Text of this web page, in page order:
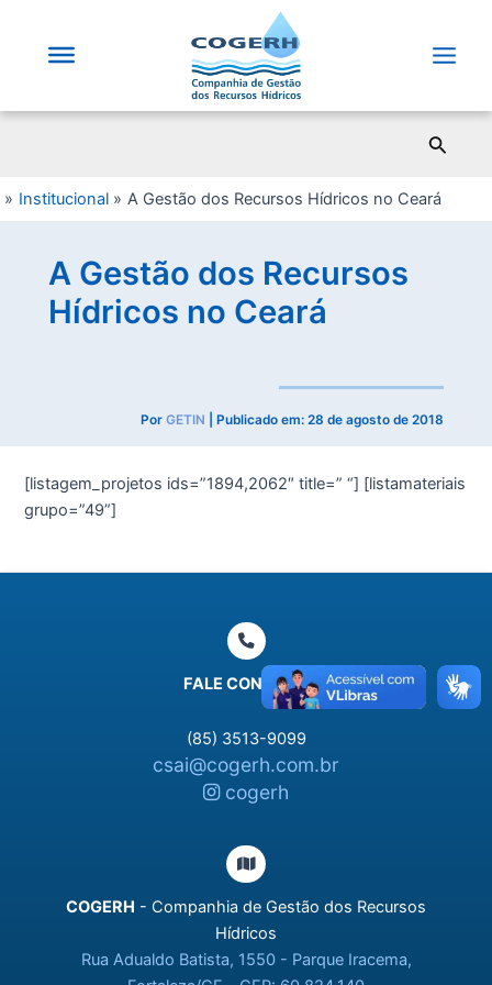
Institucional A Gestão dos Recursos Hídricos no Ceará
A Gestão dos Recursos
Hídricos no Ceará
PorGETIN | Publicado em:28 de agosto de 2018
[listagem_projetos ids=”1894,2062″ title=” “] [listamateriais
grupo=”49”]
FALE CONOSCO
(85) 3513-9099
csai@cogerh.com.br
cogerh
COGERH - Companhia de Gestão dos Recursos
Hídricos
Rua Adualdo Batista, 1550 - Parque Iracema,